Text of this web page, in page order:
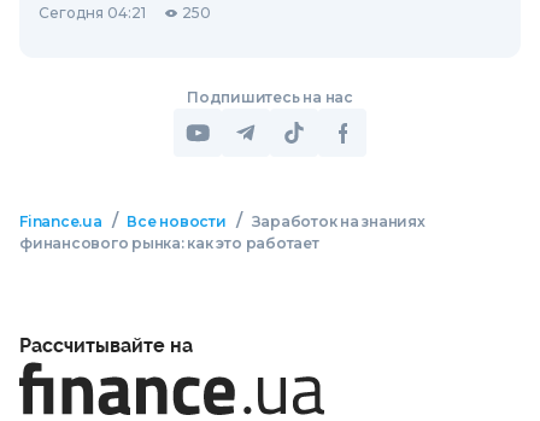
Сегодня 04:21 250
Подпишитесь на нас
Finance.ua / Все новости / Заработок на знаниях
финансового рынка: как это работает
Рассчитывайте на